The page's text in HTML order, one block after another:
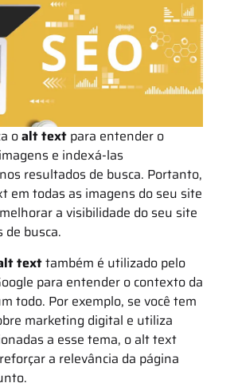
oalt text para entender o
e indexá-las
resultados de busca. Portanto,
em todas as imagens do seu site
a visibilidade do seu site
de busca.
texttambém é utilizado pelo
para entender o contexto da
todo. Por exemplo, se você tem
marketing digital e utiliza
a esse tema, o alt text
a relevância da página